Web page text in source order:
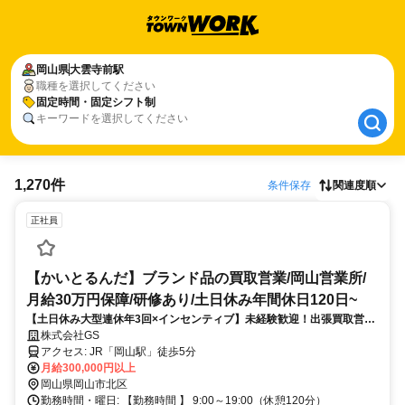
岡山県大雲寺前駅
職種を選択してください
固定時間・固定シフト制
キーワードを選択してください
岡山県大雲寺前駅
固定時間・固定シフト制
1,270件 条件保存 関連度順
正社員
【かいとるんだ】ブランド品の買取営業/岡山営業所/
月給30万円保障/研修あり/土日休み年間休日120日~
【土日休み大型連休年3回×インセンティブ】未経験歓迎！出張買取営業
◆月給30万円保証！腰を据えて長く活躍！早期キャリアアップ実績多数
株式会社GS
アクセス: JR「岡山駅」徒歩5分
月給300,000円以上
岡山県岡山市北区
勤務時間・曜日: 【勤務時間 】 9:00～19:00（休憩120分）